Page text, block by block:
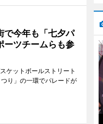
で今年も「七夕パ
ツチームらも参
ケットボールストリート
り」の一環でパレードが